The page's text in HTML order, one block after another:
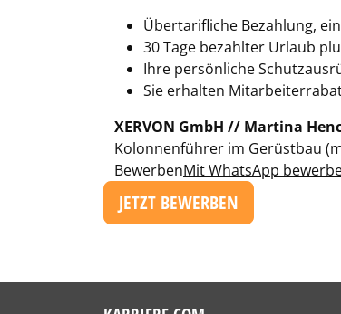
Übertarifliche Bezahlung,
30 Tage bezahlter Urlaub
Ihre persönliche
Sie erhalten
XERVON GmbH // Martina
Kolonnenführer im Gerüstbau
BewerbenMit WhatsApp
JETZT BEWERBEN